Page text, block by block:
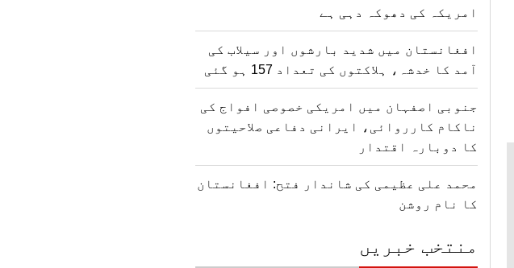
امریکہ کی دھوکہ دہی ہے
افغانستان میں شدید بارشوں اور سیلاب کی
آمد کا خدشہ، ہلاکتوں کی تعداد 157 ہو گئی
جنوبی اصفہان میں امریکی خصوصی افواج کی
ناکام کارروائی، ایرانی دفاعی صلاحیتوں
کا دوبارہ اقتدار
محمد علی عظیمی کی شاندار فتح: افغانستان
کا نام روشن
منتخب خبریں